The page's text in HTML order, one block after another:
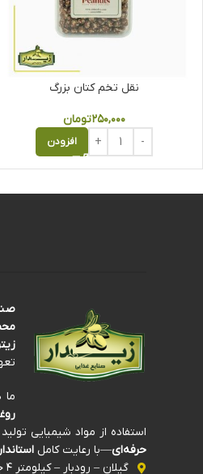
نقل تخم کتان بزرگ
۲۵۰,۰۰۰تومان
افزودن
ما
استفاده از مواد شیمیایی
حرفه‌ای—با رعایت کامل
گیلان – رودبار – کیلومتر ۴ جاده قدیم رودبار به رستم‌آباد منطقه صنعتی ذیلک